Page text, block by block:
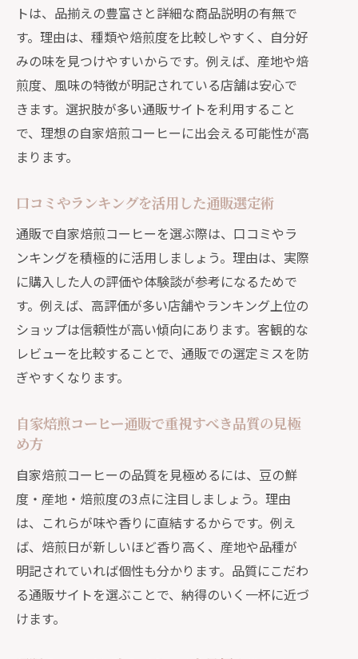
暮らし
コーヒー豆通販おすすめ活用法で毎日
が充実
自家焙煎コーヒー通販で手軽に味わう
贅沢時間
コーヒー豆通販で叶える理想の自宅カ
フェ体験
自家焙煎コーヒー通販生活を続けるた
めのポイント
トは、品揃えの豊富さと詳細な商品説明の有無で
す。理由は、種類や焙煎度を比較しやすく、自分好
みの味を見つけやすいからです。例えば、産地や焙
煎度、風味の特徴が明記されている店舗は安心で
きます。選択肢が多い通販サイトを利用すること
で、理想の自家焙煎コーヒーに出会える可能性が高
まります。
口コミやランキングを活用した通販選定術
通販で自家焙煎コーヒーを選ぶ際は、口コミやラ
ンキングを積極的に活用しましょう。理由は、実際
に購入した人の評価や体験談が参考になるためで
す。例えば、高評価が多い店舗やランキング上位の
ショップは信頼性が高い傾向にあります。客観的な
レビューを比較することで、通販での選定ミスを防
ぎやすくなります。
自家焙煎コーヒー通販で重視すべき品質の見極
め方
自家焙煎コーヒーの品質を見極めるには、豆の鮮
度・産地・焙煎度の3点に注目しましょう。理由
は、これらが味や香りに直結するからです。例え
ば、焙煎日が新しいほど香り高く、産地や品種が
明記されていれば個性も分かります。品質にこだわ
る通販サイトを選ぶことで、納得のいく一杯に近づ
けます。